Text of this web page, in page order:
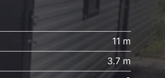
11 m
3.7 m